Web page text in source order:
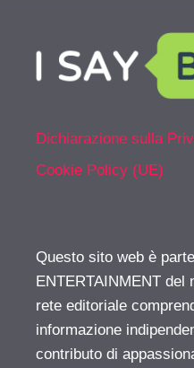
Dichiarazione sulla
Cookie Policy (UE)
Questo sito web è
ENTERTAINMENT
rete editoriale
informazione
contributo di